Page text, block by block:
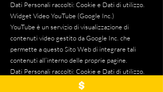
Dati Personali raccolti: Cookie e Dati di utilizzo.
Widget Video YouTube (Google Inc.)
YouTube è un servizio di visualizzazione di
contenuti video gestito da Google Inc. che
permette a questo Sito Web di integrare tali
contenuti all’interno delle proprie pagine.
Dati Personali raccolti: Cookie e Dati di utilizzo.